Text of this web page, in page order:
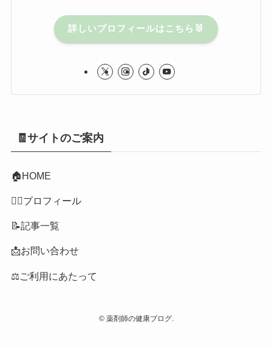
詳しいプロフィールはこちら🐰
🧾サイトのご案内
🏠HOME
👩‍⚕️プロフィール
📝記事一覧
📩お問い合わせ
⚖️ご利用にあたって
©薬剤師の健康ブログ.